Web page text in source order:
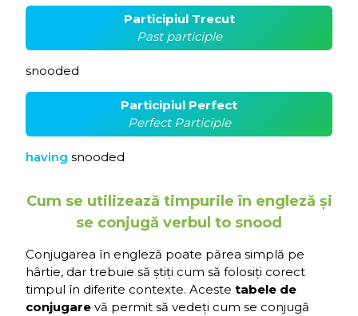
Participiul Trecut
Past participle
snooded
Participiul Perfect
Perfect Participle
having snooded
Cum se utilizează timpurile în engleză și
se conjugă verbul to snood
Conjugarea în engleză poate părea simplă pe
hârtie, dar trebuie să știți cum să folosiți corect
timpul în diferite contexte. Aceste tabele de
conjugare vă permit să vedeți cum se conjugă